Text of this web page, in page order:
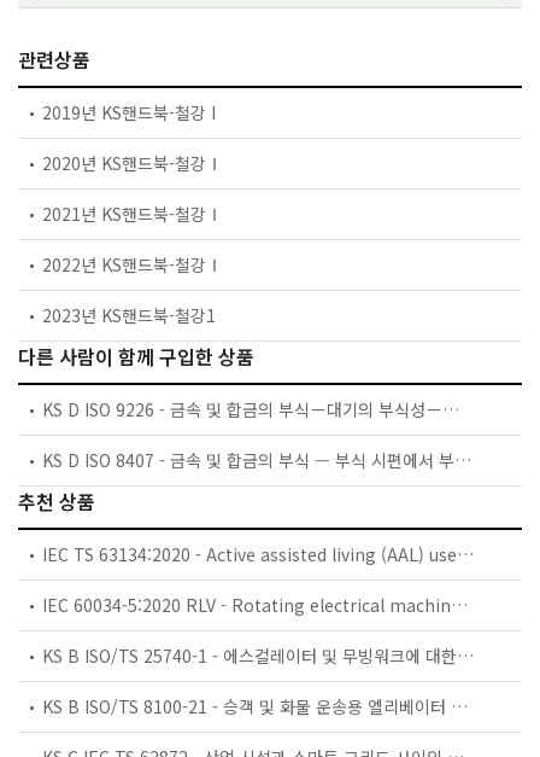
관련상품
2019년 KS핸드북-철강 I
2020년 KS핸드북-철강Ⅰ
2021년 KS핸드북-철강Ⅰ
2022년 KS핸드북-철강Ⅰ
2023년 KS핸드북-철강1
다른 사람이 함께 구입한 상품
KS D ISO 9226 - 금속 및 합금의 부식－대기의 부식성－부식성 평가를 위한 표준 시험편의 부식 속도 결정
KS D ISO 8407 - 금속 및 합금의 부식 — 부식 시편에서 부식 생성물 제거
추천 상품
IEC TS 63134:2020 - Active assisted living (AAL) use cases
IEC 60034-5:2020 RLV - Rotating electrical machines - Part 5: Degrees of protection provided by the integral design of rotating electrical machines (IP code) - Classification
KS B ISO/TS 25740-1 - 에스컬레이터 및 무빙워크에 대한 안전요건 — 제1부: 세계공통 필수 안전요건(GESRs)
KS B ISO/TS 8100-21 - 승객 및 화물 운송용 엘리베이터 —제21부: 세계공통 필수안전요건(GESRs)을 충족하는 세계공통 안전 파라미터(GSPs)